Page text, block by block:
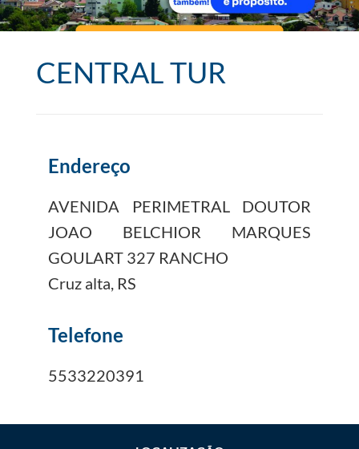
CENTRAL TUR
Endereço
AVENIDA PERIMETRAL DOUTOR
JOAO BELCHIOR MARQUES
GOULART 327 RANCHO
Cruz alta, RS
Telefone
5533220391